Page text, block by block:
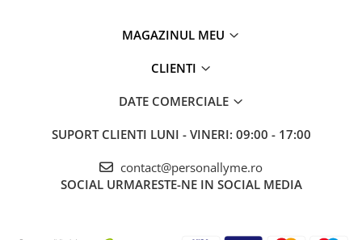
MAGAZINUL MEU
CLIENTI
DATE COMERCIALE
SUPORT CLIENTI LUNI - VINERI: 09:00 - 17:00
contact@personallyme.ro
SOCIAL URMARESTE-NE IN SOCIAL MEDIA